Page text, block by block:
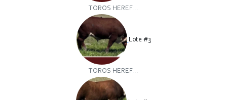
TOROS HEREF...
Lote #3
TOROS HEREF...